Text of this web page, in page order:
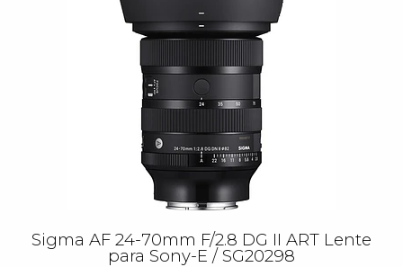
Sigma AF 24-70mm F/2.8 DG II ART Lente
para Sony-E / SG20298